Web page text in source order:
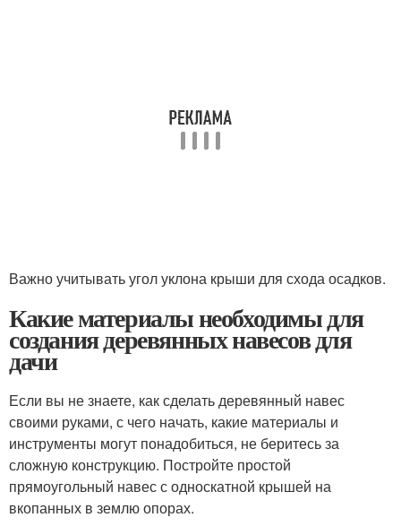
Важно учитывать угол уклона крыши для схода осадков.
Какие материалы необходимы для
создания деревянных навесов для
дачи
Если вы не знаете, как сделать деревянный навес
своими руками, с чего начать, какие материалы и
инструменты могут понадобиться, не беритесь за
сложную конструкцию. Постройте простой
прямоугольный навес с односкатной крышей на
вкопанных в землю опорах.